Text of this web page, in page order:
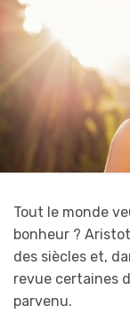
Tout le monde
bonheur ?
des siècles et,
revue certaines
parvenu.